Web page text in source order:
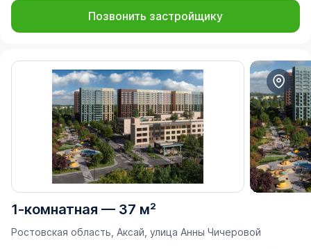
Позвонить застройщику
1-комнатная — 37 м²
Ростовская область, Аксай, улица Анны Чичеровой